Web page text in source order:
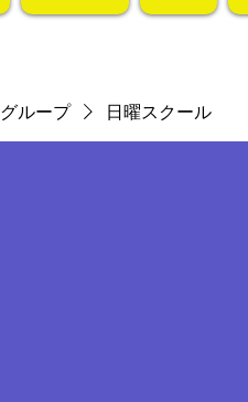
グループ 日曜スクール